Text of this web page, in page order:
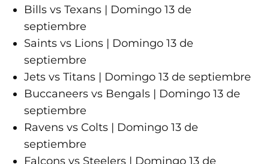
Bills vs Texans | Domingo 13 de
septiembre
Saints vs Lions | Domingo 13 de
septiembre
Jets vs Titans | Domingo 13 de septiembre
Buccaneers vs Bengals | Domingo 13 de
septiembre
Ravens vs Colts | Domingo 13 de
septiembre
Falcons vs Steelers | Domingo 13 de